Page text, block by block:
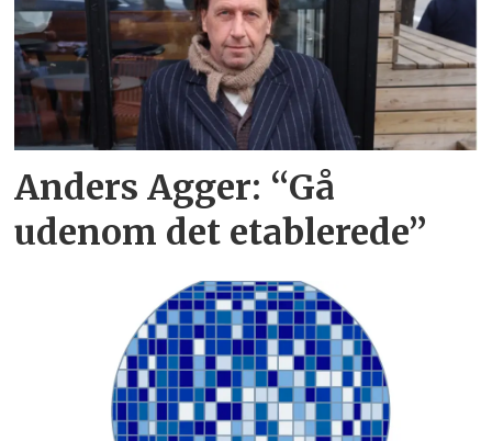
Anders Agger: “Gå
udenom det etablerede”